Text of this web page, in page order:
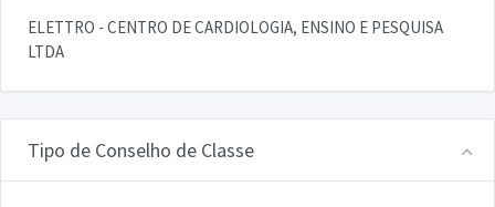
ELETTRO - CENTRO DE CARDIOLOGIA, ENSINO E PESQUISA
LTDA
Tipo de Conselho de Classe